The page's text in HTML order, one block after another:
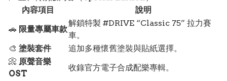
內容項目
說明
🚗 限量專屬車款
解鎖特製 #DRIVE “Classic 75” 拉力賽
車。
🎨 塗裝套件
追加多種懷舊塗裝與貼紙選擇。
📀 原聲音樂
OST
收錄官方電子合成配樂專輯。